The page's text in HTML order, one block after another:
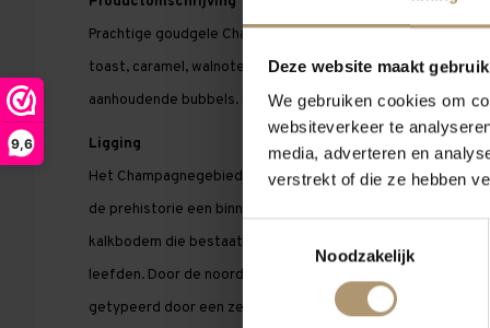
9,6
Deze website maakt
We gebruiken cookies om
websiteverkeer te
media, adverteren en
verstrekt of die ze hebben
Noodzakelijk
Prachtige goudgele Champagne. Gerijpt, complex en rijk
toast, caramel, walnoten, peer, rijp fruit en champignons.
aanhoudende bubbels. Een karaktervollechampagne met
Ligging
Het Champagnegebied is een uitgestrekt gebied rondom
de prehistorie een binnenzee, wordt gekarakteriseerd door
kalkbodem die bestaat uit fossielen van zeedieren die toen
leefden. Door de noordelijke ligging van het gebied worden
getypeerd door een zekere frisheid.